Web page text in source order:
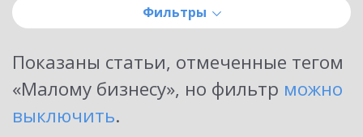
Фильтры
Показаны статьи, отмеченные тегом
«Малому бизнесу», но фильтр можно
выключить.